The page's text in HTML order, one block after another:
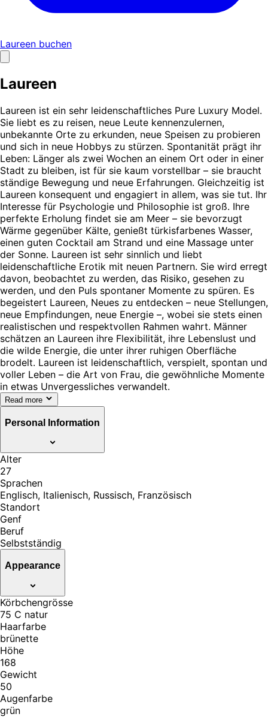
Laureen buchen
Laureen
Laureen ist ein sehr leidenschaftliches Pure Luxury Model.
Sie liebt es zu reisen, neue Leute kennenzulernen,
unbekannte Orte zu erkunden, neue Speisen zu probieren
und sich in neue Hobbys zu stürzen. Spontanität prägt ihr
Leben: Länger als zwei Wochen an einem Ort oder in einer
Stadt zu bleiben, ist für sie kaum vorstellbar – sie braucht
ständige Bewegung und neue Erfahrungen. Gleichzeitig ist
Laureen konsequent und engagiert in allem, was sie tut. Ihr
Interesse für Psychologie und Philosophie ist groß. Ihre
perfekte Erholung findet sie am Meer – sie bevorzugt
Wärme gegenüber Kälte, genießt türkisfarbenes Wasser,
einen guten Cocktail am Strand und eine Massage unter
der Sonne. Laureen ist sehr sinnlich und liebt
leidenschaftliche Erotik mit neuen Partnern. Sie wird erregt
davon, beobachtet zu werden, das Risiko, gesehen zu
werden, und den Puls spontaner Momente zu spüren. Es
begeistert Laureen, Neues zu entdecken – neue Stellungen,
neue Empfindungen, neue Energie –, wobei sie stets einen
realistischen und respektvollen Rahmen wahrt. Männer
schätzen an Laureen ihre Flexibilität, ihre Lebenslust und
die wilde Energie, die unter ihrer ruhigen Oberfläche
brodelt. Laureen ist leidenschaftlich, verspielt, spontan und
voller Leben – die Art von Frau, die gewöhnliche Momente
in etwas Unvergessliches verwandelt.
Read more
Personal Information
Alter
27
Sprachen
Englisch, Italienisch, Russisch, Französisch
Standort
Genf
Beruf
Selbstständig
Appearance
Körbchengrösse
75 C natur
Haarfarbe
brünette
Höhe
168
Gewicht
50
Augenfarbe
grün